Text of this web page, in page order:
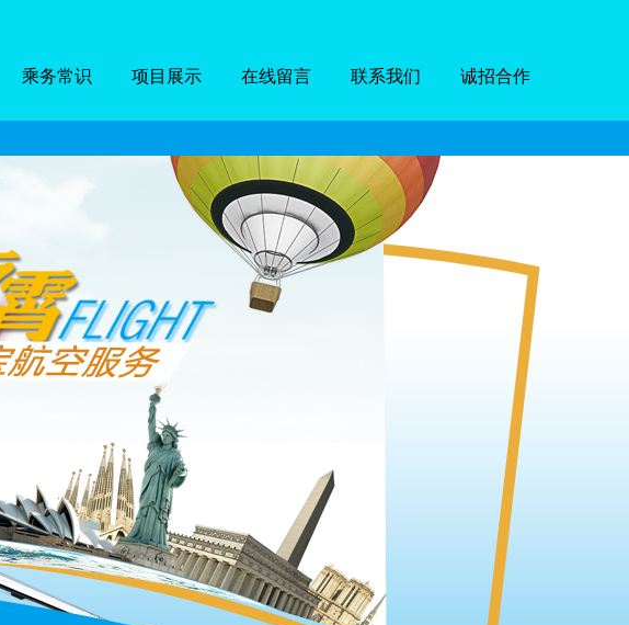
乘务常识 项目展示 在线留言 联系我们 诚招合作